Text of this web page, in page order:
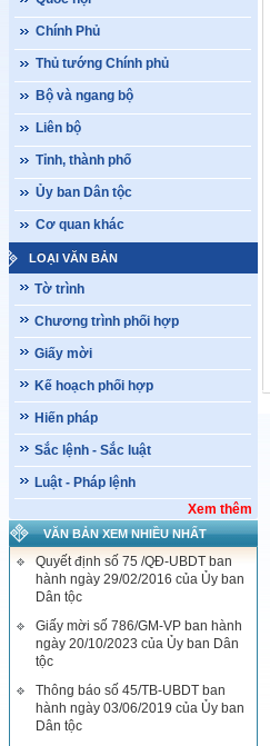
Chính Phủ
Thủ tướng Chính phủ
Bộ và ngang bộ
Liên bộ
Tỉnh, thành phố
Ủy ban Dân tộc
Cơ quan khác
LOẠI VĂN BẢN
Tờ trình
Chương trình phối hợp
Giấy mời
Kế hoạch phối hợp
Hiến pháp
Sắc lệnh - Sắc luật
Luật - Pháp lệnh
Xem thêm
VĂN BẢN XEM NHIỀU NHẤT
Quyết định số 75 /QĐ-UBDT ban
hành ngày 29/02/2016 của Ủy ban
Dân tộc
Giấy mời số 786/GM-VP ban hành
ngày 20/10/2023 của Ủy ban Dân
tộc
Thông báo số 45/TB-UBDT ban
hành ngày 03/06/2019 của Ủy ban
Dân tộc